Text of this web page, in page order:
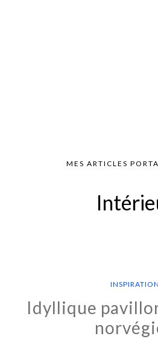
MES ARTICLES
INSPIRATION
Idyllique